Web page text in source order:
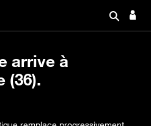
arrive à
(36).